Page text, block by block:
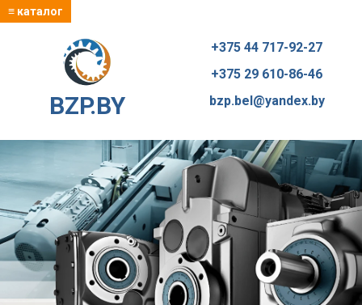
≡ каталог
BZP.BY
+375 44 717-92-27
+375 29 610-86-46
bzp.bel@yandex.by